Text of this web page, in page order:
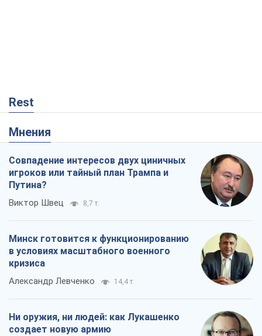
Rest
Мнения
Совпадение интересов двух циничных
игроков или тайный план Трампа и
Путина?
Виктор Швец 8,7 т.
Минск готовится к функционированию
в условиях масштабного военного
кризиса
Александр Левченко 14,4 т.
Ни оружия, ни людей: как Лукашенко
создает новую армию